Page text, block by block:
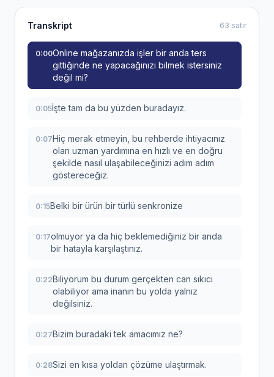
Transkript 63 satır
0:00Online mağazanızda işler bir anda ters
gittiğinde ne yapacağınızı bilmek istersiniz
değil mi?
0:05İşte tam da bu yüzden buradayız.
0:07Hiç merak etmeyin, bu rehberde ihtiyacınız
olan uzman yardımına en hızlı ve en doğru
şekilde nasıl ulaşabileceğinizi adım adım
göstereceğiz.
0:15Belki bir ürün bir türlü senkronize
0:17olmuyor ya da hiç beklemediğiniz bir anda
bir hatayla karşılaştınız.
0:22Biliyorum bu durum gerçekten can sıkıcı
olabiliyor ama inanın bu yolda yalnız
değilsiniz.
0:27Bizim buradaki tek amacımız ne?
0:28Sizi en kısa yoldan çözüme ulaştırmak.